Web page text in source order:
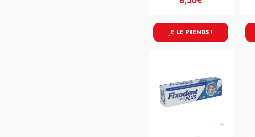
JE LE PRENDS !